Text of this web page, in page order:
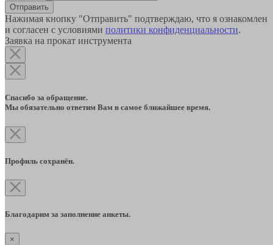
Отправить
Нажимая кнопку "Отправить" подтверждаю, что я ознакомлен
и согласен с условиями политики конфиденциальности.
Заявка на прокат инструмента
Спасибо за обращение.
Мы обязательно ответим Вам в самое ближайшее время.
Профиль сохранён.
Благодарим за заполнение анкеты.
×